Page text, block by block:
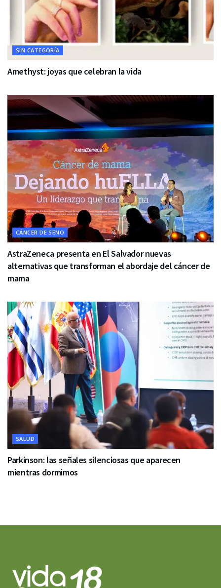
SIN CATEGORÍA
Amethyst: joyas que celebran la vida
CÁNCER DE SENO
AstraZeneca presenta en El Salvador nuevas
alternativas que transforman el abordaje del cáncer de
mama
SALUD
Parkinson: las señales silenciosas que aparecen
mientras dormimos